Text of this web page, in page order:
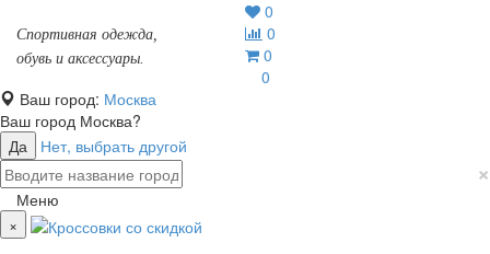
Спортивная одежда,
обувь и аксессуары.
0
0
0
0
Ваш город: Москва
Ваш город Москва?
Да
Нет, выбрать другой
×
Меню
×